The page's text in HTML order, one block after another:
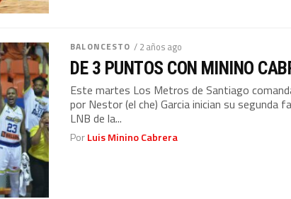
BALONCESTO / 2 años ago
DE 3 PUNTOS CON MININO
Este martes Los Metros de Santiago
por Nestor (el che) Garcia inician su segunda
LNB de la...
PorLuis Minino Cabrera